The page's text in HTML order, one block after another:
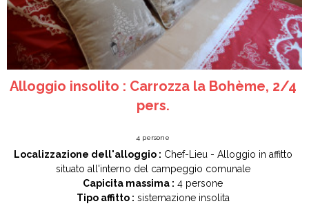
Alloggio insolito : Carrozza la Bohème, 2/4
pers.
4 persone
Localizzazione dell'alloggio : Chef-Lieu
Alloggio in affitto
situato all'interno del campeggio comunale
Capicita massima : 4 persone
Tipo affitto : sistemazione insolita